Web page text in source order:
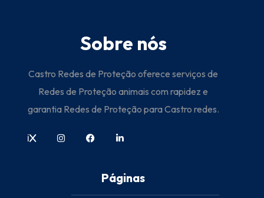
Sobre nós
Castro Redes de Proteção oferece serviços de
Redes de Proteção animais com rapidez e
garantia Redes de Proteção para Castro redes.
i
Páginas